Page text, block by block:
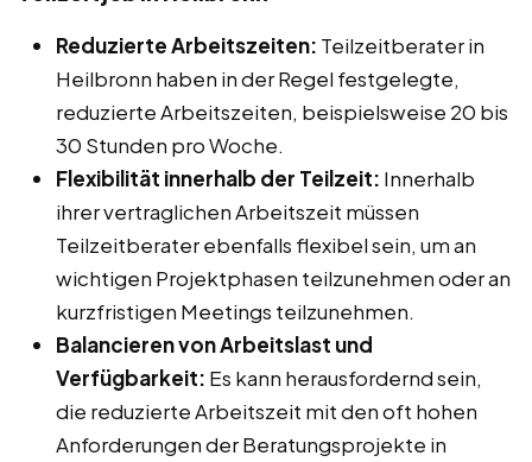
Reduzierte Arbeitszeiten: Teilzeitberater in
Heilbronn haben in der Regel festgelegte,
reduzierte Arbeitszeiten, beispielsweise 20 bis
30 Stunden pro Woche.
Flexibilität innerhalb der Teilzeit: Innerhalb
ihrer vertraglichen Arbeitszeit müssen
Teilzeitberater ebenfalls flexibel sein, um an
wichtigen Projektphasen teilzunehmen oder an
kurzfristigen Meetings teilzunehmen.
Balancieren von Arbeitslast und
Verfügbarkeit: Es kann herausfordernd sein,
die reduzierte Arbeitszeit mit den oft hohen
Anforderungen der Beratungsprojekte in